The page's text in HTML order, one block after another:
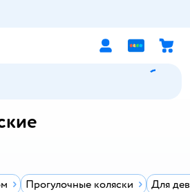
Прогулочные коляски Для